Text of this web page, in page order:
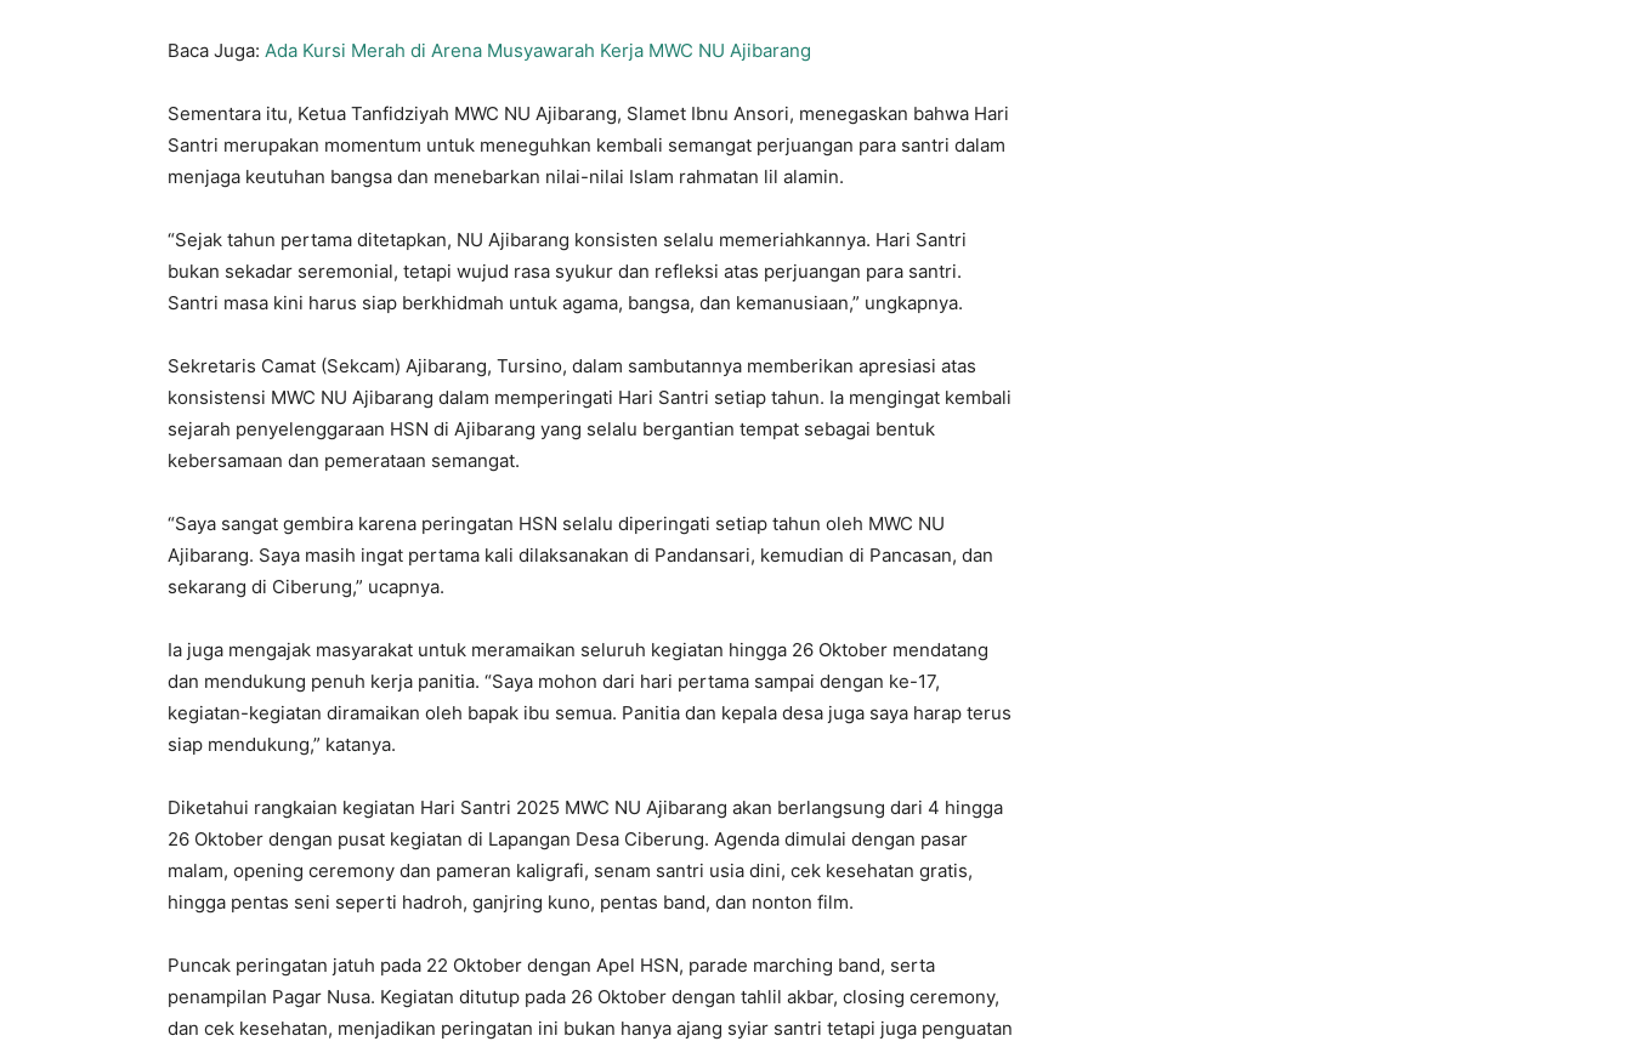
Baca Juga: Ada Kursi Merah di Arena Musyawarah Kerja MWC NU Ajibarang
Sementara itu, Ketua Tanfidziyah MWC NU Ajibarang, Slamet Ibnu Ansori, menegaskan bahwa Hari
Santri merupakan momentum untuk meneguhkan kembali semangat perjuangan para santri dalam
menjaga keutuhan bangsa dan menebarkan nilai-nilai Islam rahmatan lil alamin.
“Sejak tahun pertama ditetapkan, NU Ajibarang konsisten selalu memeriahkannya. Hari Santri
bukan sekadar seremonial, tetapi wujud rasa syukur dan refleksi atas perjuangan para santri.
Santri masa kini harus siap berkhidmah untuk agama, bangsa, dan kemanusiaan,” ungkapnya.
Sekretaris Camat (Sekcam) Ajibarang, Tursino, dalam sambutannya memberikan apresiasi atas
konsistensi MWC NU Ajibarang dalam memperingati Hari Santri setiap tahun. Ia mengingat kembali
sejarah penyelenggaraan HSN di Ajibarang yang selalu bergantian tempat sebagai bentuk
kebersamaan dan pemerataan semangat.
“Saya sangat gembira karena peringatan HSN selalu diperingati setiap tahun oleh MWC NU
Ajibarang. Saya masih ingat pertama kali dilaksanakan di Pandansari, kemudian di Pancasan, dan
sekarang di Ciberung,” ucapnya.
Ia juga mengajak masyarakat untuk meramaikan seluruh kegiatan hingga 26 Oktober mendatang
dan mendukung penuh kerja panitia. “Saya mohon dari hari pertama sampai dengan ke-17,
kegiatan-kegiatan diramaikan oleh bapak ibu semua. Panitia dan kepala desa juga saya harap terus
siap mendukung,” katanya.
Diketahui rangkaian kegiatan Hari Santri 2025 MWC NU Ajibarang akan berlangsung dari 4 hingga
26 Oktober dengan pusat kegiatan di Lapangan Desa Ciberung. Agenda dimulai dengan pasar
malam, opening ceremony dan pameran kaligrafi, senam santri usia dini, cek kesehatan gratis,
hingga pentas seni seperti hadroh, ganjring kuno, pentas band, dan nonton film.
Puncak peringatan jatuh pada 22 Oktober dengan Apel HSN, parade marching band, serta
penampilan Pagar Nusa. Kegiatan ditutup pada 26 Oktober dengan tahlil akbar, closing ceremony,
dan cek kesehatan, menjadikan peringatan ini bukan hanya ajang syiar santri tetapi juga penguatan